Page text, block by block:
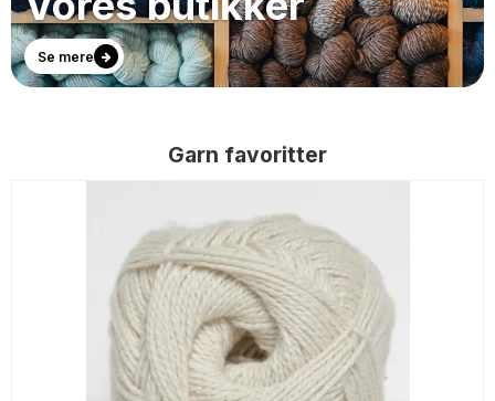
Se mere
Garn favoritter